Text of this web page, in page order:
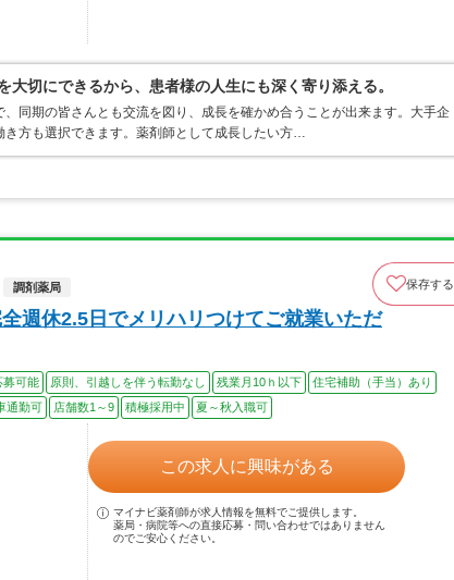
切にできるから、患者様の人生にも深く寄り添える。
同期の皆さんとも交流を図り、成長を確かめ合うことが出来ます。大手企
方も選択できます。薬剤師として成長したい方…
調剤薬局 保存する
週休2.5日でメリハリつけてご就業いただ
募可能 原則、引越しを伴う転勤なし 残業月10ｈ以下
住宅補助（手当）あり
通勤可 店舗数1～9 積極採用中 夏～秋入職可
この求人に興味がある
マイナビ薬剤師が求人情報を無料でご提供します。
薬局・病院等への直接応募・問い合わせではありません
のでご安心ください。